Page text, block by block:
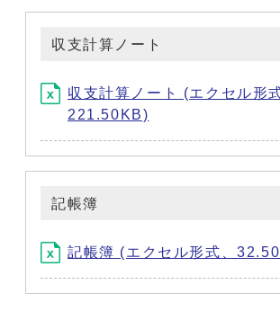
収支計算ノート
収支計算ノート (エクセル形式
221.50KB)
記帳簿
記帳簿 (エクセル形式、